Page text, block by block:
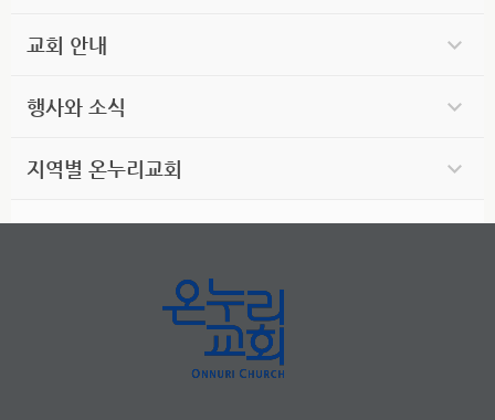
교회 안내
행사와 소식
지역별 온누리교회